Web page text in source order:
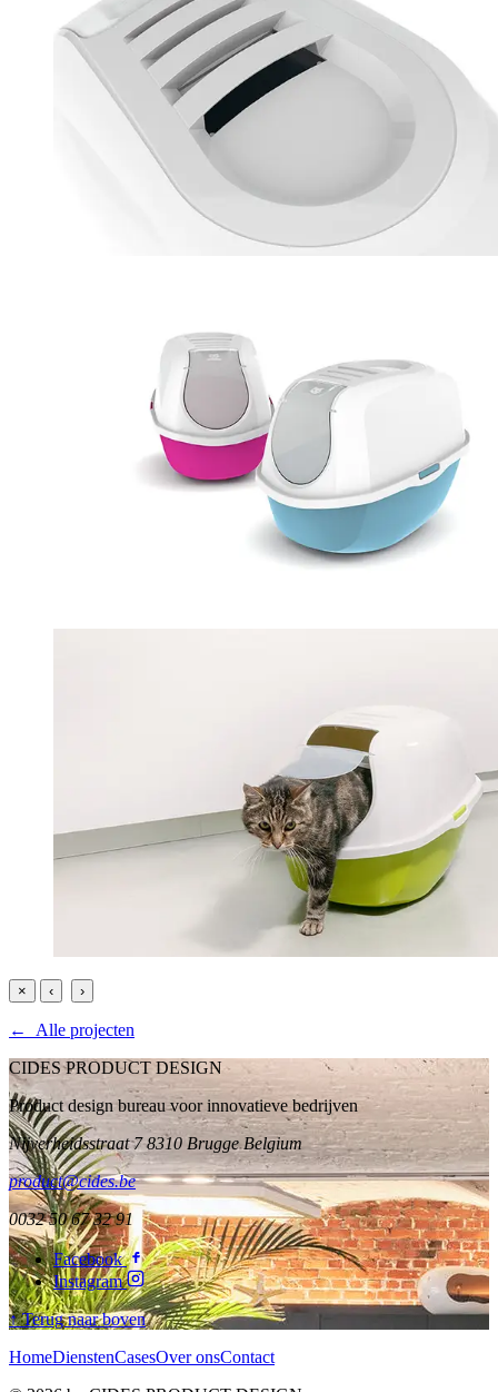
× ‹ ›
← Alle projecten
CIDES PRODUCT DESIGN
Product design bureau voor innovatieve bedrijven
Nijverheidsstraat 7 8310 Brugge Belgium
product@cides.be
0032 50 67 32 91
Facebook
Instagram
↑ Terug naar boven
HomeDienstenCasesOver onsContact